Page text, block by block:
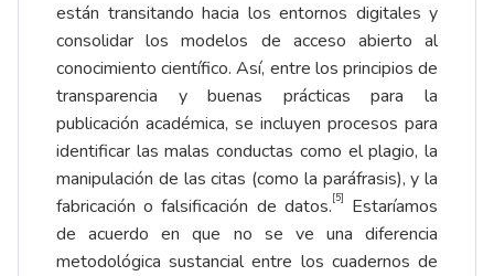
están transitando hacia los entornos digitales y
consolidar los modelos de acceso abierto al
conocimiento científico. Así, entre los principios de
transparencia y buenas prácticas para la
publicación académica, se incluyen procesos para
identificar las malas conductas como el plagio, la
manipulación de las citas (como la paráfrasis), y la
fabricación o falsificación de datos.[5]
Estaríamos
de acuerdo en que no se ve una diferencia
metodológica sustancial entre los cuadernos de